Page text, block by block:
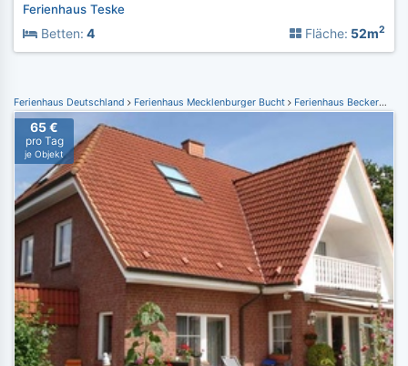
Ferienhaus Teske
Betten: 4 Fläche: 52m2
Ferienhaus Deutschland Ferienhaus Mecklenburger Bucht Ferienhaus Beckerwitz
65 €
pro Tag
je Objekt